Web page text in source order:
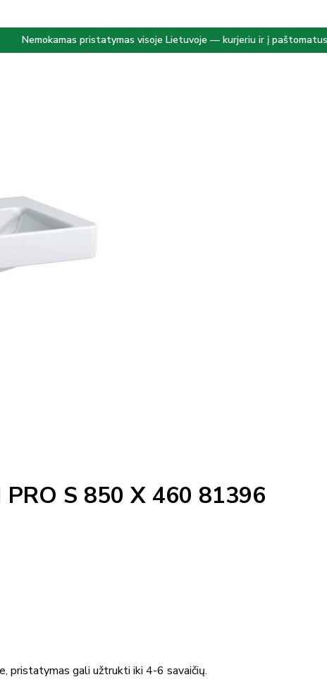
Nemokamas pristatymas visoje Lietuvoje — kurjeriu ir į paštomatus
PRO S 850 X 460 81396
pristatymas gali užtrukti iki 4-6 savaičių.